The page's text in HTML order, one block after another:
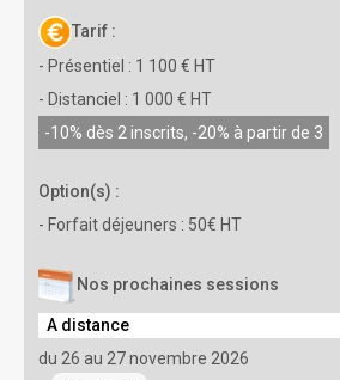
Tarif :
- Présentiel : 1 100 € HT
- Distanciel : 1 000 € HT
-10% dès 2 inscrits, -20% à partir de 3
Option(s) :
- Forfait déjeuners : 50€ HT
Nos prochaines sessions
A distance
du 26 au 27 novembre 2026